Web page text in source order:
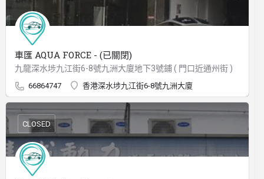
車匯 AQUA FORCE - (已關閉)
九龍深水埗九江街6-8號九洲大廈地下3號鋪 ( 門口近通州街 )
66864747 香港深水埗九江街6-8號九洲大廈
CLOSED